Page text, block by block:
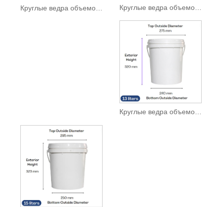
Круглые ведра объемом 5 л
Круглые ведра объемом 13 л